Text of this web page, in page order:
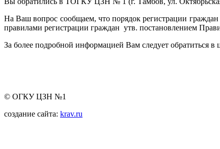
На Ваш вопрос сообщаем, что порядок регистрации
правилами регистрации граждан утв. постановлением
За более подробной информацией Вам следует обратиться в
© ОГКУ ЦЗН №1
создание сайта: krav.ru